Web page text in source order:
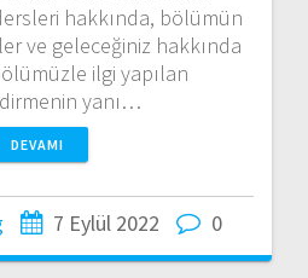
hakkında, bölümün
ve geleceğiniz hakkında
ilgi yapılan
yanı…
DEVAMI
7 Eylül 2022 0